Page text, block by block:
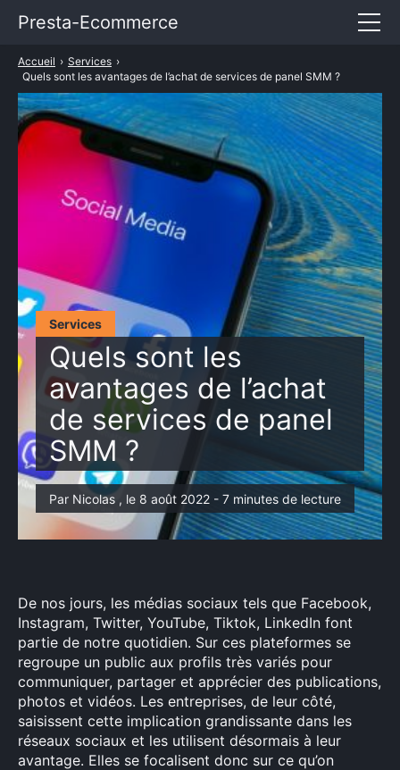
Services
Quels sont les
avantages de l’achat
de services de panel
SMM ?
Par Nicolas , le 8 août 2022 - 7 minutes de lecture
Accueil › Services ›
Quels sont les avantages de l’achat de services de panel SMM ?
De nos jours, les médias sociaux tels que Facebook,
Instagram, Twitter, YouTube, Tiktok, LinkedIn font
partie de notre quotidien. Sur ces plateformes se
regroupe un public aux profils très variés pour
communiquer, partager et apprécier des publications,
photos et vidéos. Les entreprises, de leur côté,
saisissent cette implication grandissante dans les
réseaux sociaux et les utilisent désormais à leur
avantage. Elles se focalisent donc sur ce qu’on
Presta-Ecommerce
Entrepreneuriat
E-commerce
Marketing
TARIFS PRESTASHOP